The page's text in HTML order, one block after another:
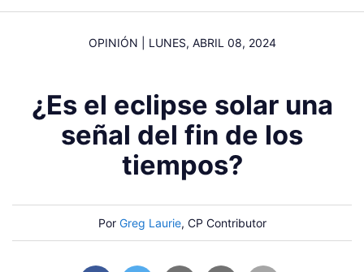
OPINIÓN LUNES, ABRIL 08, 2024
¿Es el eclipse solar una
señal del fin de los
tiempos?
Por Greg Laurie, CP Contributor